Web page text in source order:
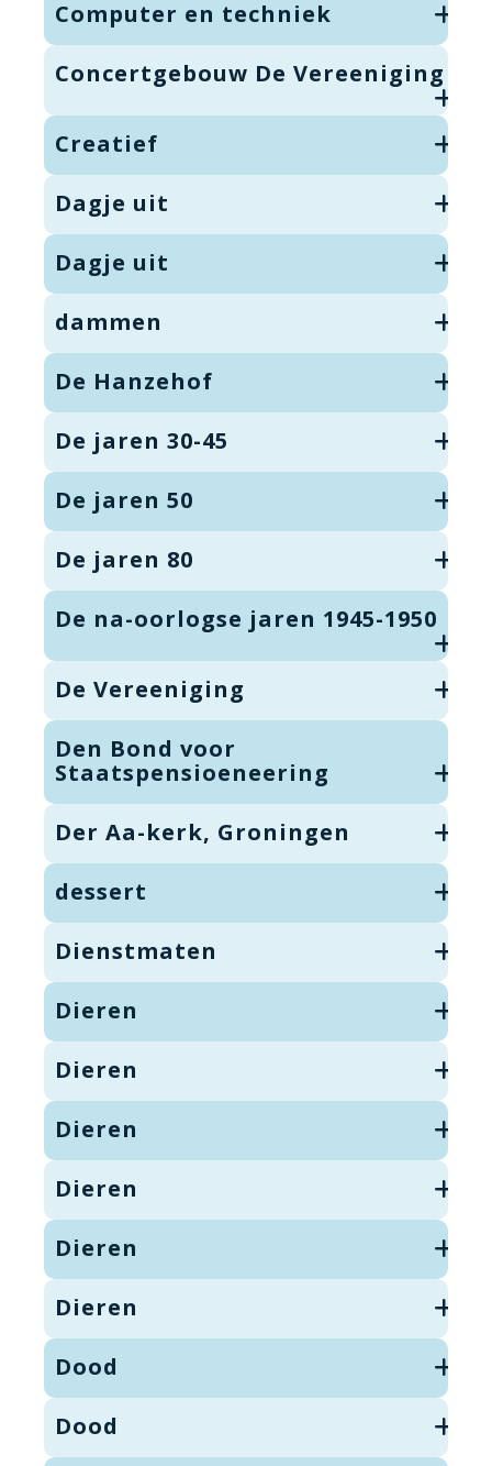
Computer en techniek
Concertgebouw De Vereeniging
Creatief
Dagje uit
Dagje uit
dammen
De Hanzehof
De jaren 30-45
De jaren 50
De jaren 80
De na-oorlogse jaren 1945-1950
De Vereeniging
Den Bond voor
Staatspensioeneering
Der Aa-kerk, Groningen
dessert
Dienstmaten
Dieren
Dieren
Dieren
Dieren
Dieren
Dieren
Dood
Dood